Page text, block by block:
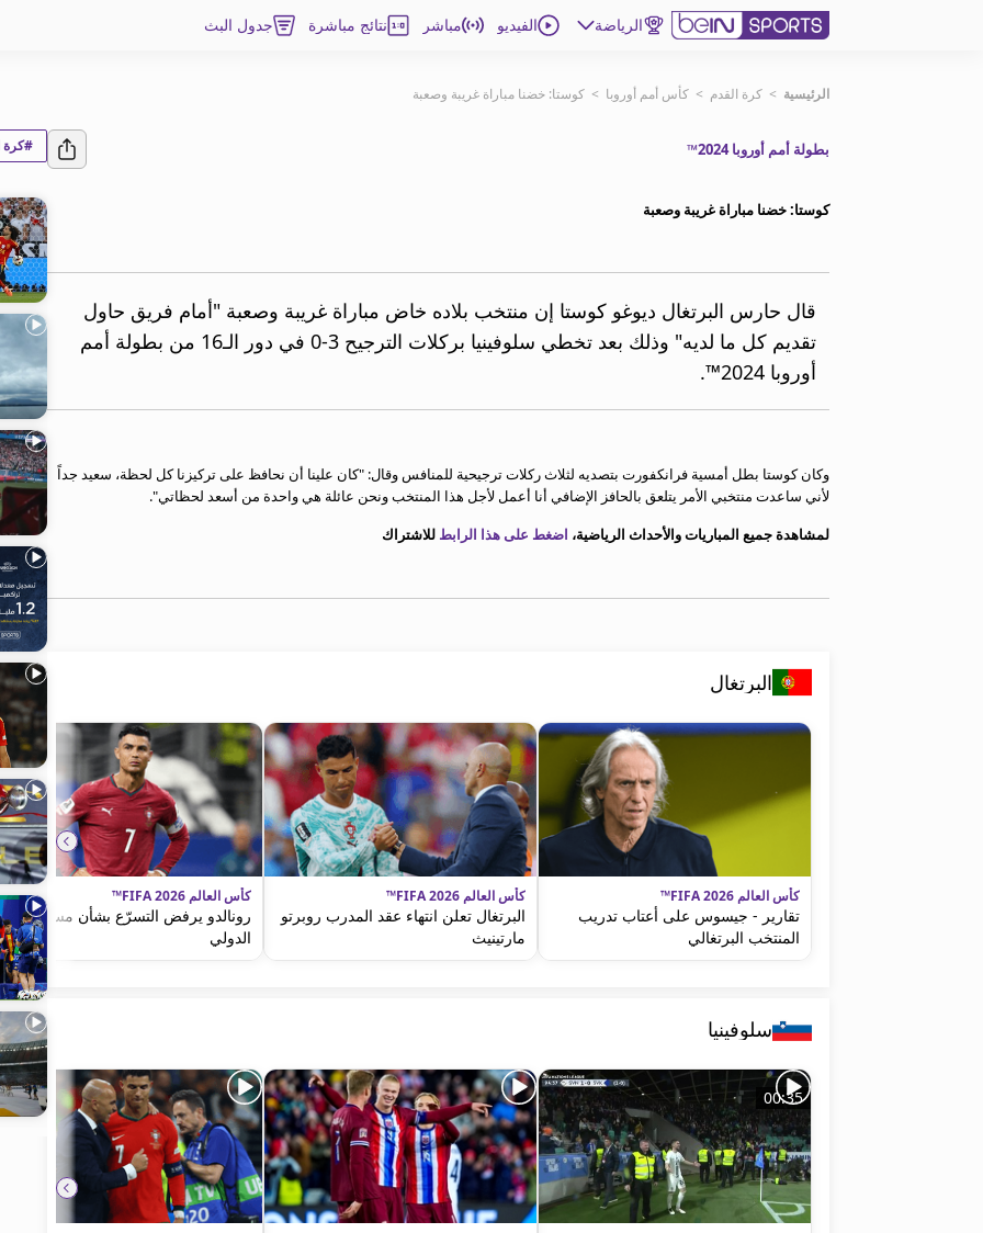
الرياضة الفيديو مباشر نتائج مباشرة جدول البث
اشترك
EN
MENA
إدارة التنبيهات
انضم إلى قائمة النشرة الإخبارية
beIN CONNECT
beIN MEDIA GROUP
معلومات عن هذا الموقع
الرئيسية > كرة القدم > كأس أمم أوروبا > كوستا: خضنا مباراة غريبة وصعبة
بطولة أمم أوروبا 2024™
كوستا: خضنا مباراة غريبة وصعبة
قال حارس البرتغال ديوغو كوستا إن منتخب بلاده خاض مباراة غريبة وصعبة "أمام فريق حاول
تقديم كل ما لديه" وذلك بعد تخطي سلوفينيا بركلات الترجيح 3-0 في دور الـ16 من بطولة أمم
أوروبا 2024™.
وكان كوستا بطل أمسية فرانكفورت بتصديه لثلاث ركلات ترجيحية للمنافس وقال: "كان علينا أن نحافظ على تركيزنا كل لحظة، سعيد جداً
لأني ساعدت منتخبي الأمر يتلعق بالحافز الإضافي أنا أعمل لأجل هذا المنتخب ونحن عائلة هي واحدة من أسعد لحظاتي".
لمشاهدة جميع المباريات والأحداث الرياضية، اضغط على هذا الرابط للاشتراك
البرتغال
كأس العالم FIFA 2026™
تقارير - جيسوس على أعتاب تدريب
المنتخب البرتغالي
كأس العالم FIFA 2026™
البرتغال تعلن انتهاء عقد المدرب روبرتو
مارتينيث
كأس العالم FIFA 2026™
رونالدو يرفض التسرّع بشأن مستقبله
الدولي
سلوفينيا
00:35
#كرة